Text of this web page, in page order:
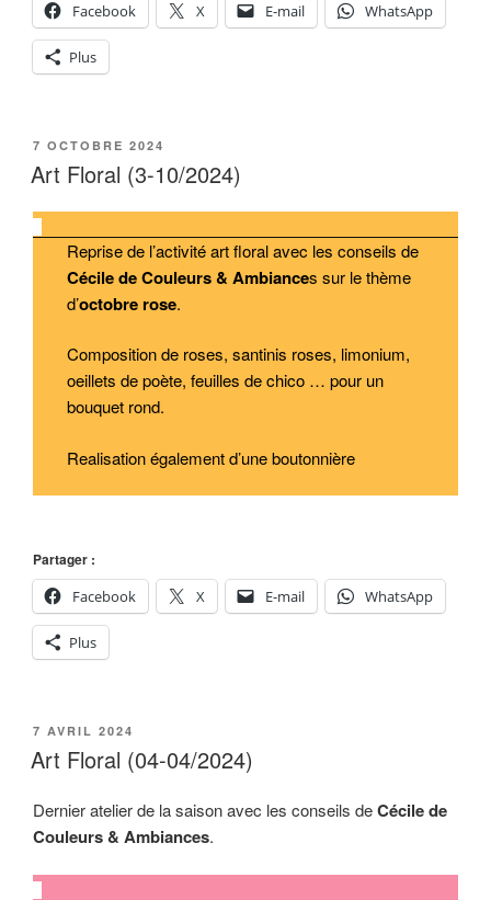
Facebook
X E-mail WhatsApp
Plus
PUBLIÉ
LE
7 OCTOBRE 2024
Art Floral (3-10/2024)
Reprise de l’activité art floral avec les conseils de
Cécile de Couleurs & Ambiances sur le thème
d’octobre rose.
Composition de roses, santinis roses, limonium,
oeillets de poète, feuilles de chico … pour un
bouquet rond.
Realisation également d’une boutonnière
Partager :
Facebook
X E-mail WhatsApp
Plus
PUBLIÉ
LE
7 AVRIL 2024
Art Floral (04-04/2024)
Dernier atelier de la saison avec les conseils deCécile de
Couleurs & Ambiances.